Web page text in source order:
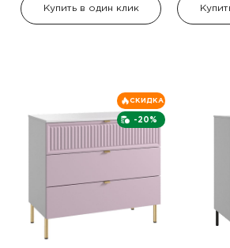
Купить в один клик
-20%
СКИДКА